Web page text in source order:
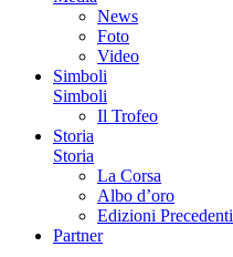
News
Foto
Video
Simboli
Simboli
Il Trofeo
Storia
Storia
La Corsa
Albo d’oro
Edizioni Precedenti
Partner